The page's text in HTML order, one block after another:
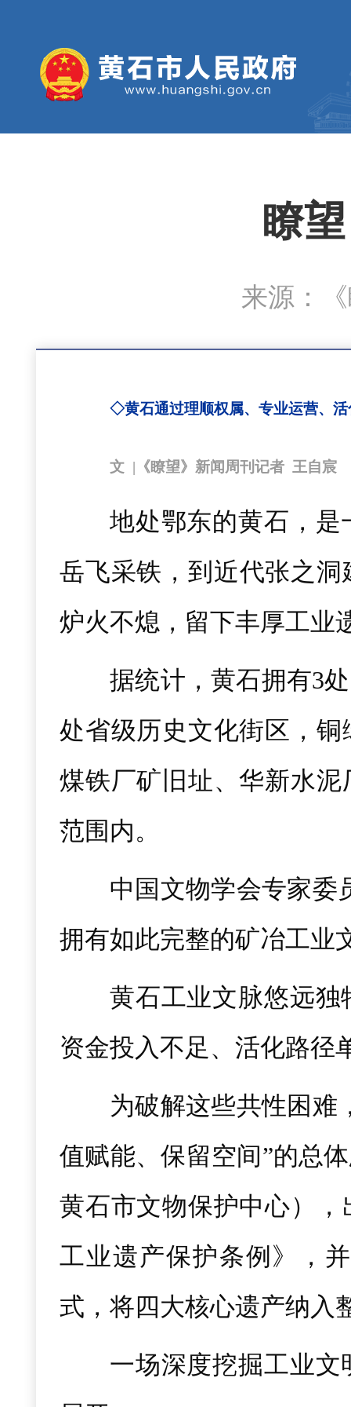
瞭
来源：
◇黄石通过理顺权属、专业运营、
文 |《瞭望》新闻周刊记者 王自宸
地处鄂东的黄石，
岳飞采铁，到近代张之
炉火不熄，留下丰厚工业
据统计，黄石拥有3
处省级历史文化街区，
煤铁厂矿旧址、华新水
范围内。
中国文物学会专家委
拥有如此完整的矿冶工业
黄石工业文脉悠远
资金投入不足、活化路径
为破解这些共性困难
值赋能、保留空间”的总
黄石市文物保护中心）
工业遗产保护条例》，
式，将四大核心遗产纳入
一场深度挖掘工业